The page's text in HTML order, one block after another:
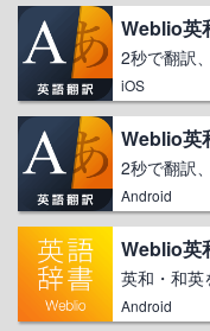
Weblio英
2秒で翻訳
iOS
Weblio英
2秒で翻訳
Android
Weblio英
英和・和英
Android